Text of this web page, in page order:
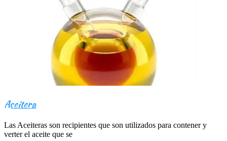
Aceitera
Las Aceiteras son recipientes que son utilizados para contener y
verter el aceite que se